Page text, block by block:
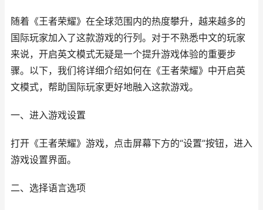
随着《王者荣耀》在全球范围内的热度攀升，越来越多的
国际玩家加入了这款游戏的行列。对于不熟悉中文的玩家
来说，开启英文模式无疑是一个提升游戏体验的重要步
骤。以下，我们将详细介绍如何在《王者荣耀》中开启英
文模式，帮助国际玩家更好地融入这款游戏。
一、进入游戏设置
打开《王者荣耀》游戏，点击屏幕下方的“设置”按钮，进入
游戏设置界面。
二、选择语言选项